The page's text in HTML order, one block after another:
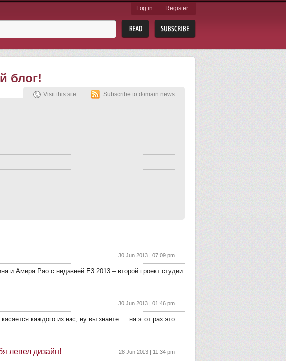
Log in Register
блог!
Visit this site Subscribe to domain news
30 Jun 2013 | 07:09 pm
и Амира Рао с недавней Е3 2013 – второй проект студии
30 Jun 2013 | 01:46 pm
каждого из нас, ну вы знаете … на этот раз это
левел дизайн! 28 Jun 2013 | 11:34 pm